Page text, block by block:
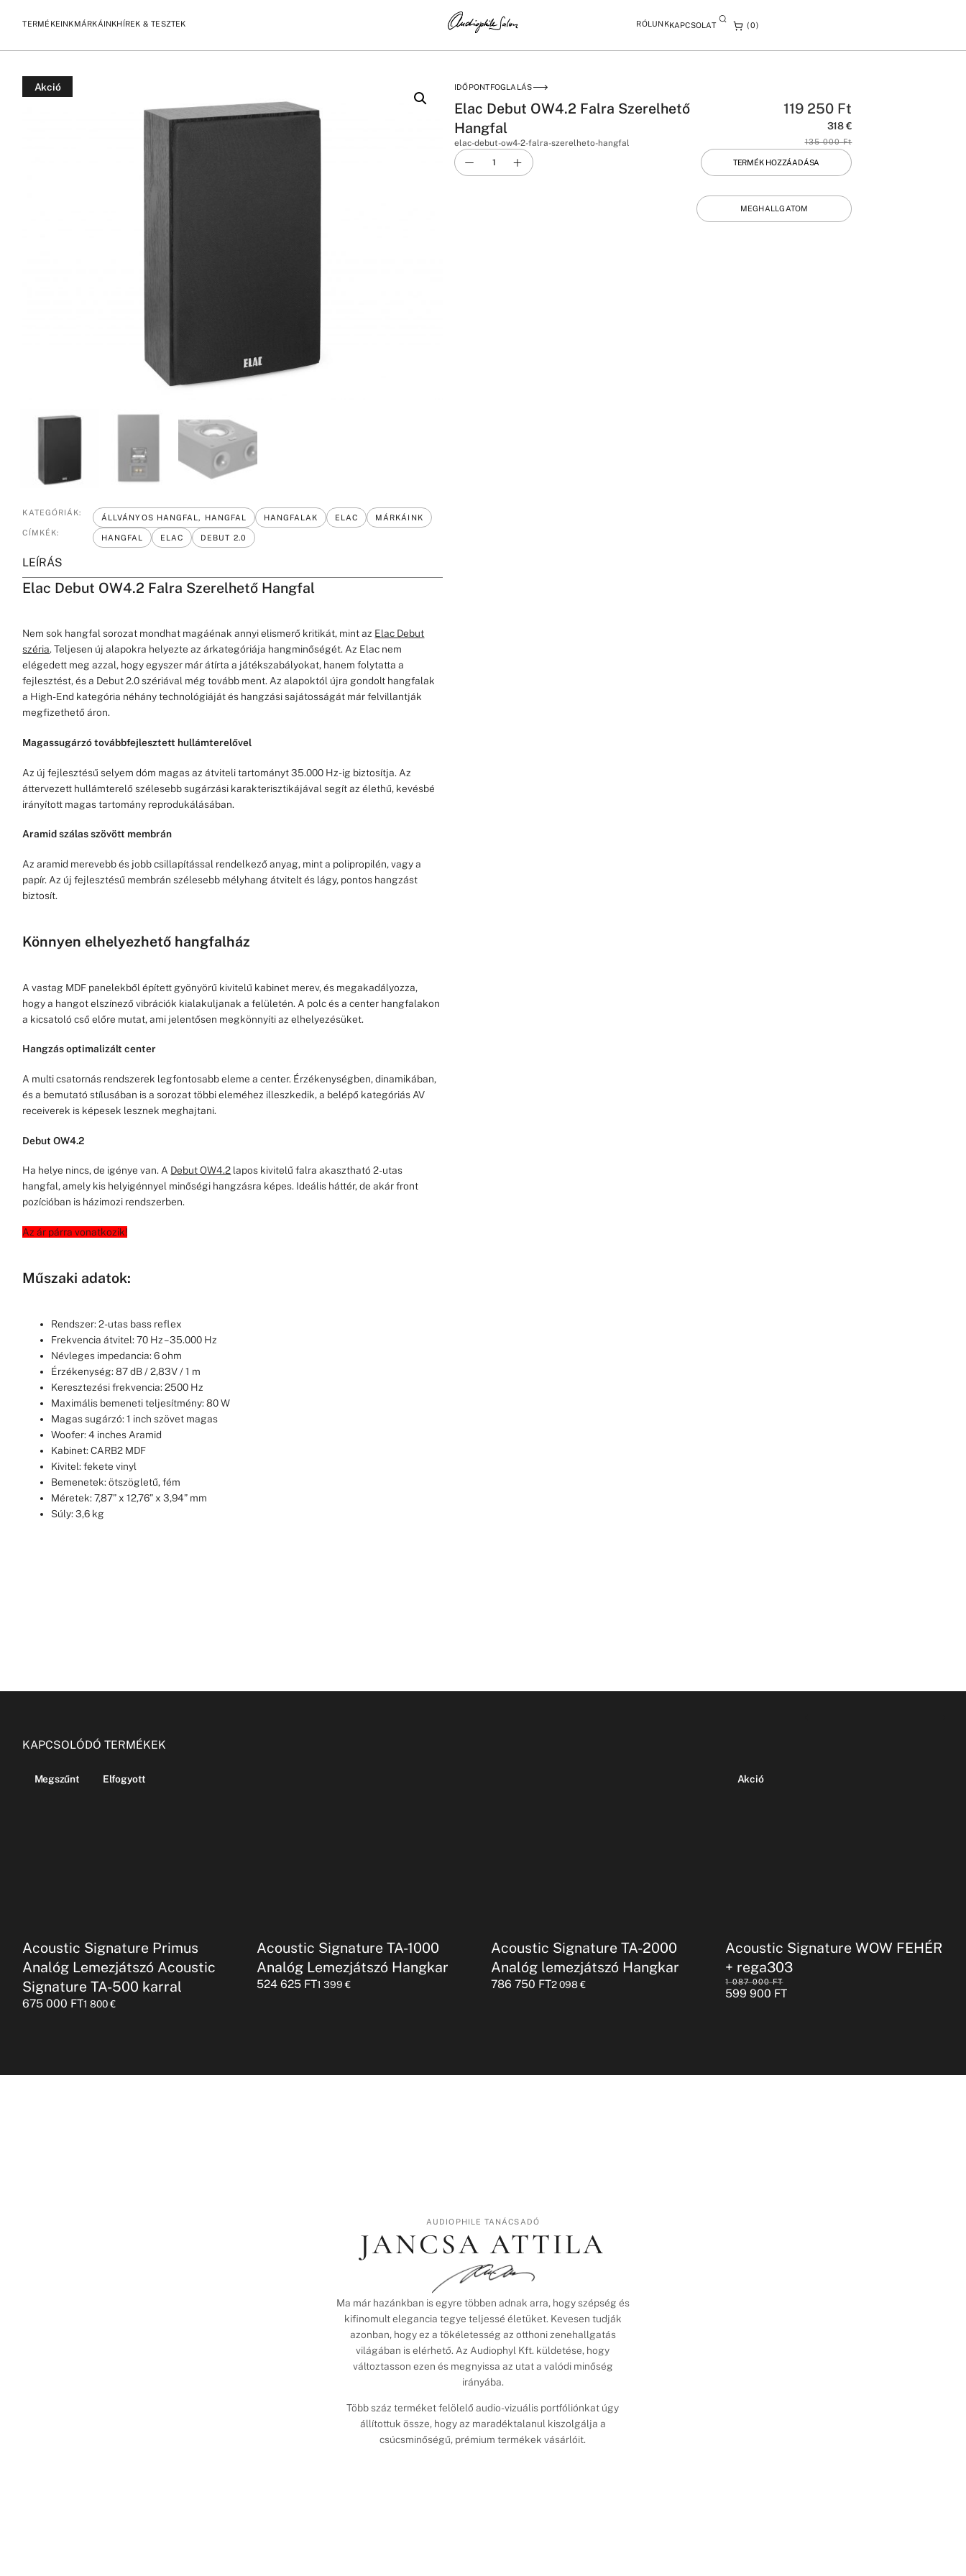
TERMÉKEINKMÁRKÁINKHÍREK & TESZTEK RÓLUNKKAPCSOLAT
0
Akció
KATEGÓRIÁK:
ÁLLVÁNYOS HANGFAL, HANGFAL HANGFALAK ELAC
MÁRKÁINK
CÍMKÉK:
HANGFAL ELAC DEBUT 2.0
LEÍRÁS
Elac Debut OW4.2 Falra Szerelhető Hangfal
Nem sok hangfal sorozat mondhat magáénak annyi elismerő kritikát, mint az Elac Debut
széria. Teljesen új alapokra helyezte az árkategóriája hangminőségét. Az Elac nem
elégedett meg azzal, hogy egyszer már átírta a játékszabályokat, hanem folytatta a
fejlesztést, és a Debut 2.0 szériával még tovább ment. Az alapoktól újra gondolt hangfalak
a High-End kategória néhány technológiáját és hangzási sajátosságát már felvillantják
megfizethető áron.
Magassugárzó továbbfejlesztett hullámterelővel
Az új fejlesztésű selyem dóm magas az átviteli tartományt 35.000 Hz-ig biztosítja. Az
áttervezett hullámterelő szélesebb sugárzási karakterisztikájával segít az élethű, kevésbé
irányított magas tartomány reprodukálásában.
Aramid szálas szövött membrán
Az aramid merevebb és jobb csillapítással rendelkező anyag, mint a polipropilén, vagy a
papír. Az új fejlesztésű membrán szélesebb mélyhang átvitelt és lágy, pontos hangzást
biztosít.
Könnyen elhelyezhető hangfalház
A vastag MDF panelekből épített gyönyörű kivitelű kabinet merev, és megakadályozza,
hogy a hangot elszínező vibrációk kialakuljanak a felületén. A polc és a center hangfalakon
a kicsatoló cső előre mutat, ami jelentősen megkönnyíti az elhelyezésüket.
Hangzás optimalizált center
A multi csatornás rendszerek legfontosabb eleme a center. Érzékenységben, dinamikában,
és a bemutató stílusában is a sorozat többi eleméhez illeszkedik, a belépő kategóriás AV
receiverek is képesek lesznek meghajtani.
Debut OW4.2
Ha helye nincs, de igénye van. A Debut OW4.2 lapos kivitelű falra akasztható 2-utas
hangfal, amely kis helyigénnyel minőségi hangzásra képes. Ideális háttér, de akár front
pozícióban is házimozi rendszerben.
Az ár párra vonatkozik!
Műszaki adatok:
Rendszer: 2-utas bass reflex
Frekvencia átvitel: 70 Hz – 35.000 Hz
Névleges impedancia: 6 ohm
Érzékenység: 87 dB / 2,83V / 1 m
Keresztezési frekvencia: 2500 Hz
Maximális bemeneti teljesítmény: 80 W
Magas sugárzó: 1 inch szövet magas
Woofer: 4 inches Aramid
Kabinet: CARB2 MDF
Kivitel: fekete vinyl
Bemenetek: ötszögletű, fém
Méretek: 7,87” x 12,76” x 3,94” mm
Súly: 3,6 kg
IDŐPONTFOGLALÁS
Elac Debut OW4.2 Falra Szerelhető
Hangfal
elac-debut-ow4-2-falra-szerelheto-hangfal 135 000Ft
119 250 Ft
318€
TERMÉK HOZZÁADÁSA
MEGHALLGATOM
KAPCSOLÓDÓ TERMÉKEK
Megszűnt Elfogyott
Acoustic Signature Primus
Analóg Lemezjátszó Acoustic
Signature TA-500 karral
675 000 FT1 800€
Acoustic Signature TA-1000
Analóg Lemezjátszó Hangkar
524 625 FT1 399€
Acoustic Signature TA-2000
Analóg lemezjátszó Hangkar
786 750 FT2 098€
Akció
Acoustic Signature WOW FEHÉR
+ rega303
1 087 000FT
599 900 FT
AUDIOPHILE TANÁCSADÓ
JANCSA ATTILA
Ma már hazánkban is egyre többen adnak arra, hogy szépség és
kifinomult elegancia tegye teljessé életüket. Kevesen tudják
azonban, hogy ez a tökéletesség az otthoni zenehallgatás
világában is elérhető. Az Audiophyl Kft. küldetése, hogy
változtasson ezen és megnyissa az utat a valódi minőség
irányába.
Több száz terméket felölelő audio-vizuális portfóliónkat úgy
állítottuk össze, hogy az maradéktalanul kiszolgálja a
csúcsminőségű, prémium termékek vásárlóit.